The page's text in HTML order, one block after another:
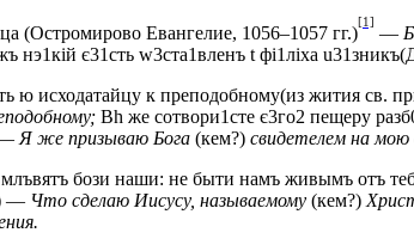
(Остромирово Евангелие, 1056–1057 гг.)
[1]
—
нэ1кiй є31сть w3ста1вленъ t фi1лixа u31зникъ
ю исходатайцу к преподобному(из жития св.
Вh же сотвори1сте є3го2 пещeру
— Я же призываю Бога (кем?) свидетелем на мою
бози наши: не быти намъ живымъ отъ
— Что сделаю Иисусу, называемому (кем?)